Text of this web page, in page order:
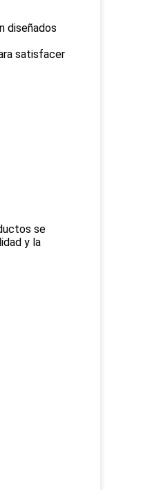
diseñados
satisfacer
se
y la